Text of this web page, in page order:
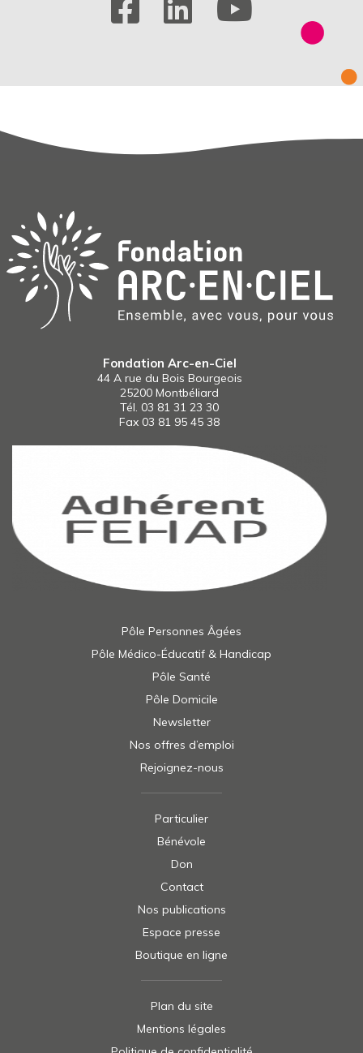
Fondation Arc-en-Ciel
44 A rue du Bois Bourgeois
25200 Montbéliard
Tél. 03 81 31 23 30
Fax 03 81 95 45 38
Pôle Personnes Âgées
Pôle Médico-Éducatif & Handicap
Pôle Santé
Pôle Domicile
Newsletter
Nos offres d’emploi
Rejoignez-nous
Particulier
Bénévole
Don
Contact
Nos publications
Espace presse
Boutique en ligne
Plan du site
Mentions légales